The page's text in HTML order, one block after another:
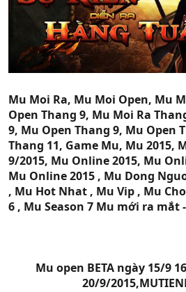
Mu Moi Ra, Mu Moi Open, Mu
Open Thang 9, Mu Moi Ra
9, Mu Open Thang 9, Mu Open
Thang 11, Game Mu, Mu 2015,
9/2015, Mu Online 2015, Mu
Mu Online 2015 , Mu Dong
, Mu Hot Nhat , Mu Vip , Mu
6 , Mu Season 7 Mu mới ra
Mu open BETA ngày 15/9
20/9/